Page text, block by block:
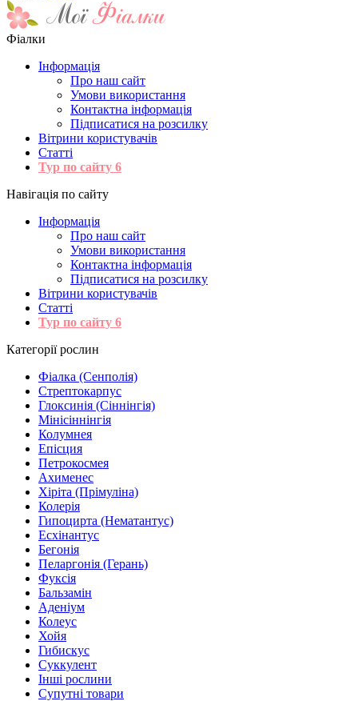
Фіалки
Інформація
Про наш сайт
Умови використання
Контактна інформація
Підписатися на розсилку
Вітрини користувачів
Статті
Тур по сайту 6
Навігація по сайту
Інформація
Про наш сайт
Умови використання
Контактна інформація
Підписатися на розсилку
Вітрини користувачів
Статті
Тур по сайту 6
Категорії рослин
Фіалка (Сенполія)
Стрептокарпус
Глоксинія (Сіннінгія)
Мінісіннінгія
Колумнея
Епісция
Петрокосмея
Ахименес
Хіріта (Прімуліна)
Колерія
Гипоцирта (Нематантус)
Есхінантус
Бегонія
Пеларгонія (Герань)
Фуксія
Бальзамін
Аденіум
Колеус
Хойя
Гибискус
Суккулент
Інші рослини
Супутні товари